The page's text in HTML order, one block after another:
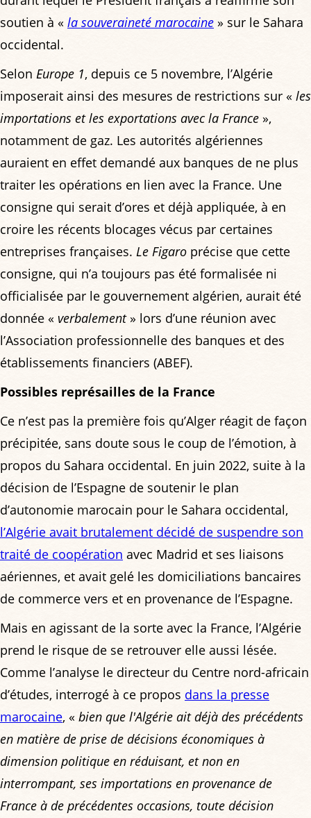
soutien à « la souveraineté marocaine » sur le Sahara
occidental.
Selon Europe 1, depuis ce 5 novembre, l’Algérie
imposerait ainsi des mesures de restrictions sur « les
importations et les exportations avec la France »,
notamment de gaz. Les autorités algériennes
auraient en effet demandé aux banques de ne plus
traiter les opérations en lien avec la France. Une
consigne qui serait d’ores et déjà appliquée, à en
croire les récents blocages vécus par certaines
entreprises françaises. Le Figaro précise que cette
consigne, qui n’a toujours pas été formalisée ni
officialisée par le gouvernement algérien, aurait été
donnée « verbalement» lors d’une réunion avec
l’Association professionnelle des banques et des
établissements financiers (ABEF).
Possibles représailles de la France
Ce n’est pas la première fois qu’Alger réagit de façon
précipitée, sans doute sous le coup de l’émotion, à
propos du Sahara occidental. En juin 2022, suite à la
décision de l’Espagne de soutenir le plan
d’autonomie marocain pour le Sahara occidental,
l’Algérie avait brutalement décidé de suspendre son
traité de coopération avec Madrid et ses liaisons
aériennes, et avait gelé les domiciliations bancaires
de commerce vers et en provenance de l’Espagne.
Mais en agissant de la sorte avec la France, l’Algérie
prend le risque de se retrouver elle aussi lésée.
Comme l’analyse le directeur du Centre nord-africain
d’études, interrogé à ce propos dans la presse
marocaine, « bien que l'Algérie ait déjà des précédents
en matière de prise de décisions économiques à
dimension politique en réduisant, et non en
interrompant, ses importations en provenance de
France à de précédentes occasions, toute décision